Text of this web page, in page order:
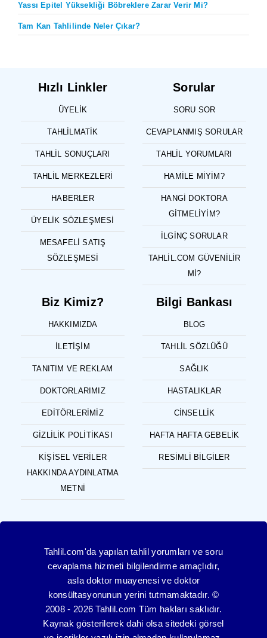
Yassı Epitel Yüksekliği Böbreklere Zarar Verir Mi?
Tam Kan Tahlilinde Neler Çıkar?
Hızlı Linkler
ÜYELIK
TAHLILMATIK
TAHLIL SONUÇLARI
TAHLIL MERKEZLERI
HABERLER
ÜYELIK SÖZLEŞMESI
MESAFELI SATIŞ
SÖZLEŞMESI
Sorular
SORU SOR
CEVAPLANMIŞ SORULAR
TAHLIL YORUMLARI
HAMILE MIYIM?
HANGI DOKTORA
GITMELIYIM?
İLGINÇ SORULAR
TAHLIL.COM GÜVENILIR
MI?
Biz Kimiz?
HAKKIMIZDA
İLETIŞIM
TANITIM VE REKLAM
DOKTORLARIMIZ
EDITÖRLERIMIZ
GIZLILIK POLITIKASI
KIŞISEL VERILER
HAKKINDA AYDINLATMA
METNI
Bilgi Bankası
BLOG
TAHLIL SÖZLÜĞÜ
SAĞLIK
HASTALIKLAR
CINSELLIK
HAFTA HAFTA GEBELIK
RESIMLI BILGILER
Tahlil.com'da yapılan tahlil yorumları ve soru
cevaplama hizmeti bilgilendirme amaçlıdır,
asla doktor muayenesi ve doktor
konsültasyonunun yerini tutmamaktadır. ©
2008 - 2026 Tahlil.com Tüm hakları saklıdır.
Kaynak gösterilerek dahi olsa sitedeki görsel